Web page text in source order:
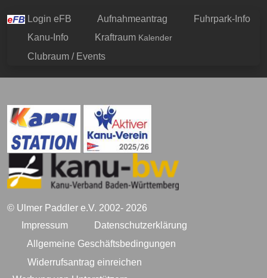
Login eFB Aufnahmeantrag
Fuhrpark-Info
Kanu-Info
Kraftraum Kalender
Clubraum / Events
© Ulmer Paddler e.V. 2002- 2026
Impressum
Datenschutzerklärung
Allgemeine Geschäftsbedingungen
Widerrufsantrag einreichen